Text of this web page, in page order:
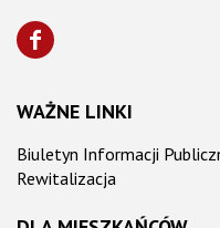
WAŻNE LINKI
Biuletyn Informacji
Rewitalizacja